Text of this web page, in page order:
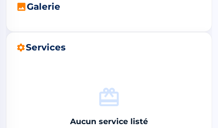
Galerie
Services
Aucun service listé